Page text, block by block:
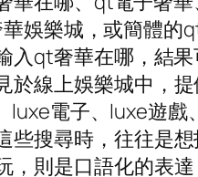
娛樂城，或簡體的
入qt奢華在哪，結
於線上娛樂城中，
luxe電子、luxe遊
些搜尋時，往往是
，則是口語化的表